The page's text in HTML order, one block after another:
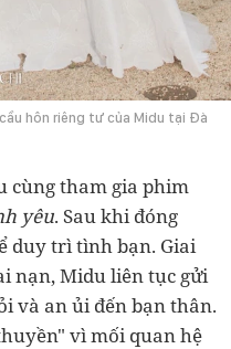
hôn riêng tư của Midu tại Đà
cùng tham gia phim
yêu. Sau khi đóng
duy trì tình bạn. Giai
nạn, Midu liên tục gửi
và an ủi đến bạn thân.
vì mối quan hệ